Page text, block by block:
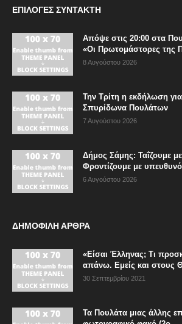
ΕΠΙΛΟΓΈΣ ΣΥΝΤΆΚΤΗ
Απόψε στις 20:00 στα
«Οι Πρωτομάστορες της
8 Αυγούστου 2026
Την Τρίτη η εκδήλωση
Σπυρίδωνα Πουλάτων
7 Αυγούστου 2026
Δήμος Σάμης: Ταΐζουμε
Φροντίζουμε με
6 Αυγούστου 2026
ΔΗΜΟΦΙΛΗ ΑΡΘΡΑ
«Είσαι Έλληνας; Τι
απάνω. Εμείς και στους
30 Σεπτεμβρίου 2021
Τα Πουλάτα μιας άλλης